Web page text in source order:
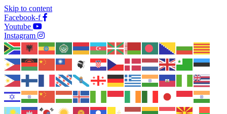
Skip to content
Facebook-f
Youtube
Instagram